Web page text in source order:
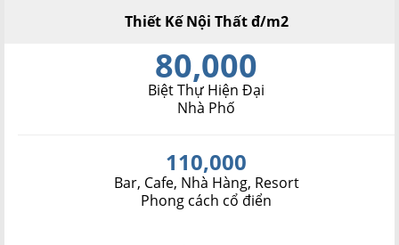
Thiết Kế Nội Thất đ/m2
80,000
Biệt Thự Hiện Đại
Nhà Phố
110,000
Bar, Cafe, Nhà Hàng, Resort
Phong cách cổ điển